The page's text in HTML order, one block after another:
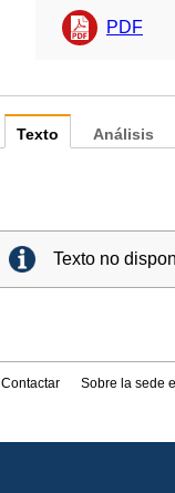
PDF
Texto
Texto no
Análisis
Contactar Sobre la sede